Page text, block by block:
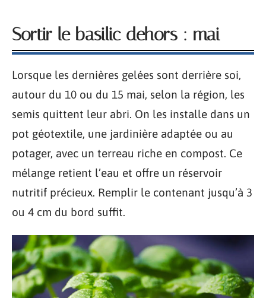
Sortir le basilic dehors : mai
Lorsque les dernières gelées sont derrière soi,
autour du 10 ou du 15 mai, selon la région, les
semis quittent leur abri. On les installe dans un
pot géotextile, une jardinière adaptée ou au
potager, avec un terreau riche en compost. Ce
mélange retient l’eau et offre un réservoir
nutritif précieux. Remplir le contenant jusqu’à 3
ou 4 cm du bord suffit.